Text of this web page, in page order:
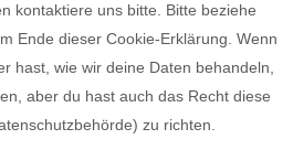
kontaktiere uns bitte. Bitte beziehe
Ende dieser Cookie-Erklärung. Wenn
hast, wie wir deine Daten behandeln,
aber du hast auch das Recht diese
zu richten.